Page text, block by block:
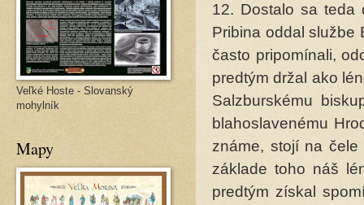
12. Dostalo sa teda
Pribina oddal službe
často pripomínali,
predtým držal ako
Salzburskému
blahoslavenému
známe, stojí na čele
základe toho náš
predtým získal
Veľké Hoste - Slovanský
mohylník
Mapy